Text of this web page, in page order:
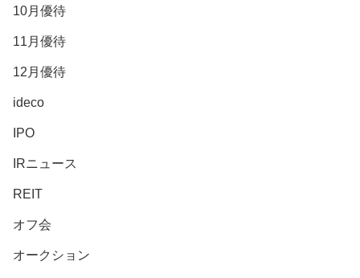
10月優待
11月優待
12月優待
ideco
IPO
IRニュース
REIT
オフ会
オークション